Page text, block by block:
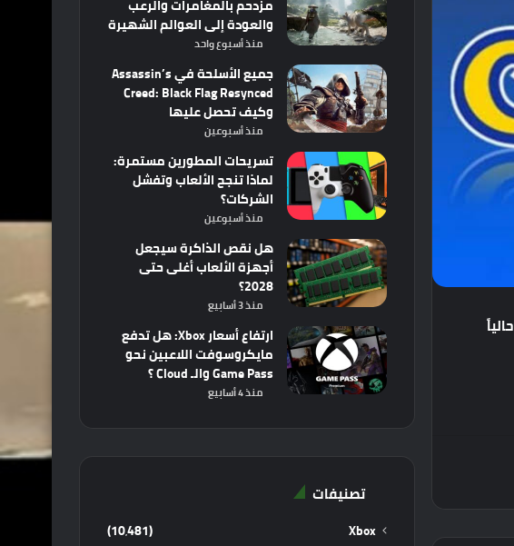
حالياً
مزدحم بالمغامرات والرعب
والعودة إلى العوالم الشهيرة
منذ أسبوع واحد
جميع الأسلحة في Assassin’s
Creed: Black Flag Resynced
وكيف تحصل عليها
منذ أسبوعين
تسريحات المطورين مستمرة:
لماذا تنجح الألعاب وتفشل
الشركات؟
منذ أسبوعين
هل نقص الذاكرة سيجعل
أجهزة الألعاب أغلى حتى
2028؟
منذ 3 أسابيع
ارتفاع أسعار Xbox: هل تدفع
مايكروسوفت اللاعبين نحو
Game Pass والـ Cloud ؟
منذ 4 أسابيع
تصنيفات
Xbox
(10٬481)